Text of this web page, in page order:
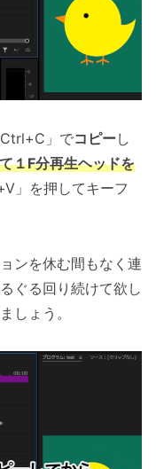
」でコピーし
１F分再生ヘッドを
」を押してキーフ
ンを休む間もなく連
ぐる回り続けて欲し
しょう。